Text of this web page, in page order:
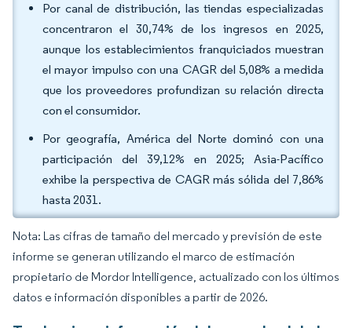
Por canal de distribución, las tiendas especializadas
concentraron el 30,74% de los ingresos en 2025,
aunque los establecimientos franquiciados muestran
el mayor impulso con una CAGR del 5,08% a medida
que los proveedores profundizan su relación directa
con el consumidor.
Por geografía, América del Norte dominó con una
participación del 39,12% en 2025; Asia-Pacífico
exhibe la perspectiva de CAGR más sólida del 7,86%
hasta 2031.
Nota: Las cifras de tamaño del mercado y previsión de este
informe se generan utilizando el marco de estimación
propietario de Mordor Intelligence, actualizado con los últimos
datos e información disponibles a partir de 2026.